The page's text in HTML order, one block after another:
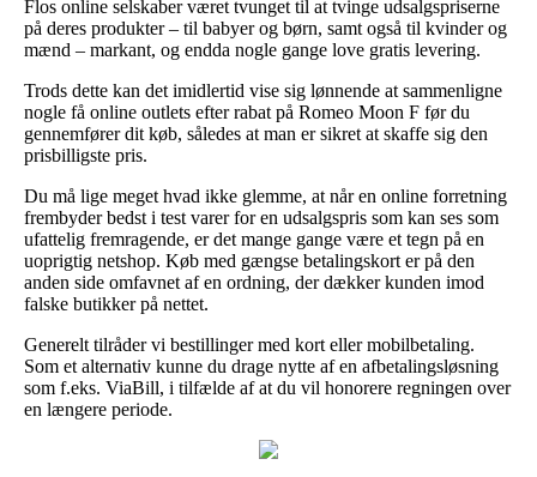
Flos online selskaber været tvunget til at tvinge udsalgspriserne
på deres produkter – til babyer og børn, samt også til kvinder og
mænd – markant, og endda nogle gange love gratis levering.
Trods dette kan det imidlertid vise sig lønnende at sammenligne
nogle få online outlets efter rabat på Romeo Moon F før du
gennemfører dit køb, således at man er sikret at skaffe sig den
prisbilligste pris.
Du må lige meget hvad ikke glemme, at når en online forretning
frembyder bedst i test varer for en udsalgspris som kan ses som
ufattelig fremragende, er det mange gange være et tegn på en
uoprigtig netshop. Køb med gængse betalingskort er på den
anden side omfavnet af en ordning, der dækker kunden imod
falske butikker på nettet.
Generelt tilråder vi bestillinger med kort eller mobilbetaling.
Som et alternativ kunne du drage nytte af en afbetalingsløsning
som f.eks. ViaBill, i tilfælde af at du vil honorere regningen over
en længere periode.